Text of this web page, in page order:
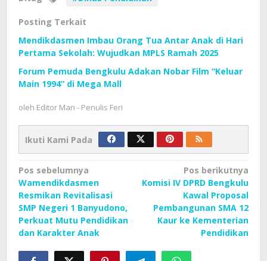
Posting Terkait
Mendikdasmen Imbau Orang Tua Antar Anak di Hari
Pertama Sekolah: Wujudkan MPLS Ramah 2025
Forum Pemuda Bengkulu Adakan Nobar Film “Keluar
Main 1994” di Mega Mall
oleh Editor Man - Penulis Feri
Ikuti Kami Pada
Navigasi
pos
Pos sebelumnya
Wamendikdasmen
Resmikan Revitalisasi
SMP Negeri 1 Banyudono,
Perkuat Mutu Pendidikan
dan Karakter Anak
Pos berikutnya
Komisi IV DPRD Bengkulu
Kawal Proposal
Pembangunan SMA 12
Kaur ke Kementerian
Pendidikan